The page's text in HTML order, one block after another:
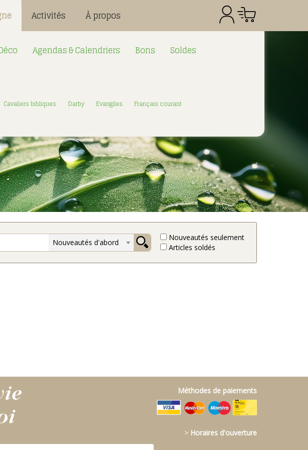
Activités À propos
Agendas & Calendriers Bons Soldes
Cavaliers bibliques Darby Evangiles
Français courant
Nouveautés d'abord
Nouveautés seulement
Articles soldés
Méthodes de paiements
> Horaires d'ouverture